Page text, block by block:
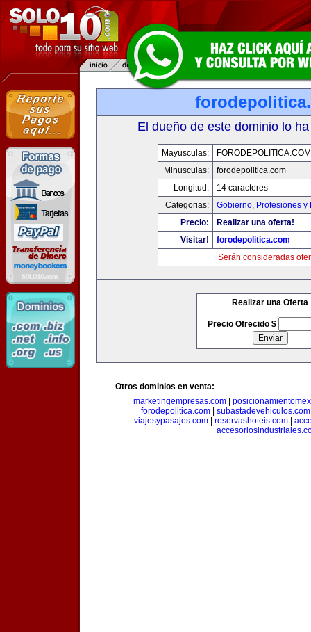
El dueño de este dominio lo
Mayusculas:
FORODEPOLITICA.COM
Minusculas:
forodepolitica.com
Longitud:
14 caracteres
Categorias:
Gobierno, Profesiones y
Precio:
Realizar una oferta!
Visitar!
forodepolitica.com
Serán consideradas
Realizar una Oferta
Precio Ofrecido $
Otros dominios en venta:
marketingempresas.com
forodepolitica.com| subastadevehiculos.com
viajesypasajes.com
reservashoteis.com